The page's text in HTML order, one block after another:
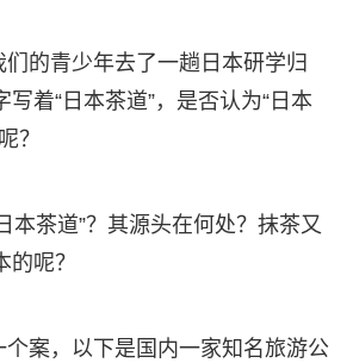
的青少年去了一趟日本研学归
着“日本茶道”，是否认为“日本
？
本茶道”？其源头在何处？抹茶又
呢？
个案，以下是国内一家知名旅游公